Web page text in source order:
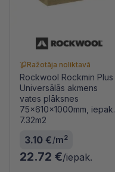
Ražotāja noliktavā
Rockwool Rockmin Plus
Universālās akmens
vates plāksnes
75x610x1000mm, iepak.
7.32m2
3.10 €/m2
22.72 €/iepak.